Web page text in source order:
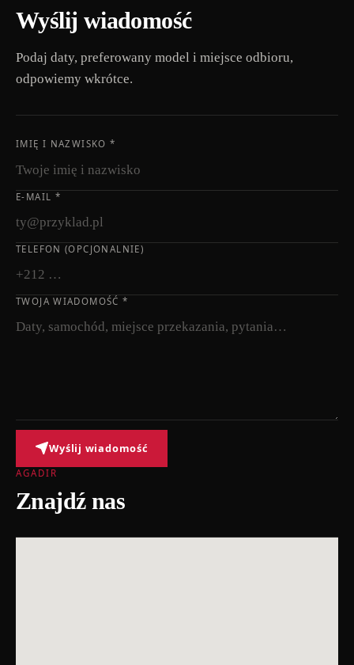
Wyślij wiadomość
Podaj daty, preferowany model i miejsce odbioru,
odpowiemy wkrótce.
IMIĘ I NAZWISKO *
E-MAIL *
TELEFON (OPCJONALNIE)
TWOJA WIADOMOŚĆ *
Wyślij wiadomość
AGADIR
Znajdź nas